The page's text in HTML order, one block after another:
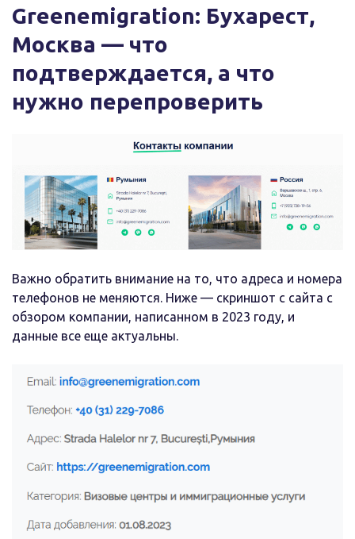
Greenemigration: Бухарест,
Москва — что
подтверждается, а что
нужно перепроверить
Важно обратить внимание на то, что адреса и номера
телефонов не меняются. Ниже — скриншот с сайта с
обзором компании, написанном в 2023 году, и
данные все еще актуальны.